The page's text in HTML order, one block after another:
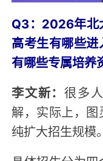
Q3：2026年北
高考生有哪些
有哪些专属培养
李文新：很多
解，实际上，
纯扩大招生规模。